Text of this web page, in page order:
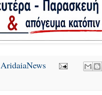
AridaiaNews